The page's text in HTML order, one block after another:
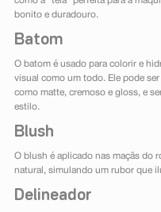
bonito e duradouro.
Batom
O batom é usado para colorir e
visual como um todo. Ele pode
como matte, cremoso e gloss, e
estilo.
Blush
O blush é aplicado nas maçãs do
natural, simulando um rubor que
Delineador